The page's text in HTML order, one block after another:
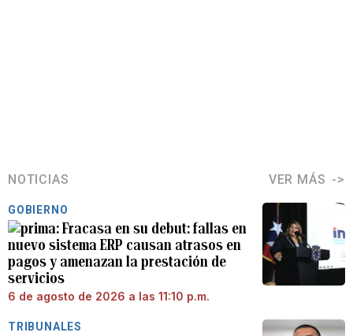
NOTICIAS VER MÁS
GOBIERNO
Fracasa en su debut: fallas en
nuevo sistema ERP causan atrasos en
pagos y amenazan la prestación de
servicios
6 de agosto de 2026 a las 11:10 p.m.
TRIBUNALES